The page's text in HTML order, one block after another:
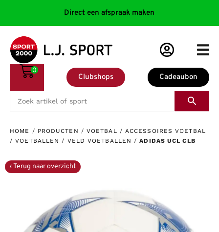
Direct een afspraak maken
Cadeaubon
Clubshops
0
HOME / PRODUCTEN / VOETBAL / ACCESSOIRES VOETBAL
/VOETBALLEN / VELD VOETBALLEN /ADIDAS UCL CLB